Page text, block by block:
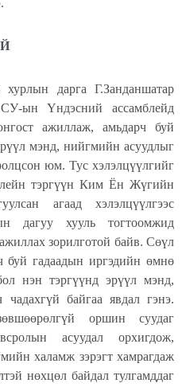
дарга Г.Занданшатар
ын Үндэсний ассамблейд
ажиллаж, амьдарч буй
мэнд, нийгмийн асуудлыг
юм. Тус хэлэлцүүлгийг
тэргүүн Ким Ён Жүгийн
агаад хэлэлцүүлгээс
дагуу хууль тогтоомжид
зорилготой байв. Сөүл
буй гадаадын иргэдийн өмнө
нэн тэргүүнд эрүүл мэнд,
байгаа явдал гэнэ.
оршин суудаг
асуудал орхигдож,
халамж зэрэгт хамрагдаж
нөхцөл байдал тулгамддаг